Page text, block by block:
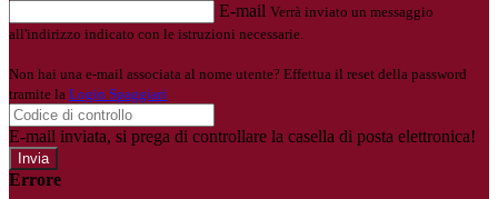
E-mail Verrà inviato un messaggio
all'indirizzo indicato con le istruzioni necessarie.
Non hai una e-mail associata al nome utente? Effettua il reset della password
tramite la Login Spaggiari
E-mail inviata, si prega di controllare la casella di posta elettronica!
Errore